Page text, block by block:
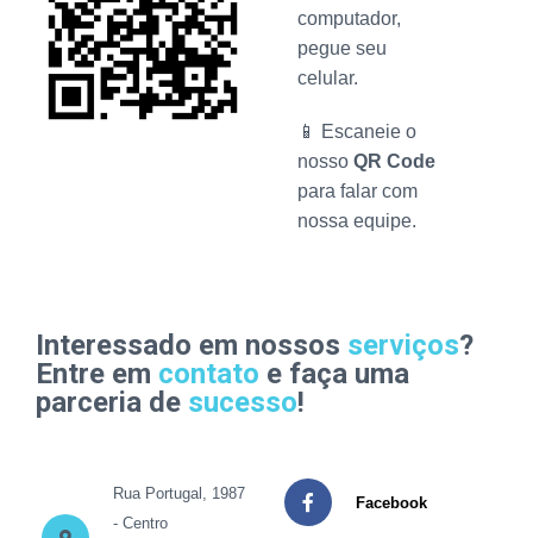
computador,
pegue seu
celular.
📱 Escaneie o
nosso QR Code
para falar com
nossa equipe.
Interessado em nossos serviços?
Entre em contato e faça uma
parceria de sucesso!
Rua Portugal, 1987
- Centro
Facebook